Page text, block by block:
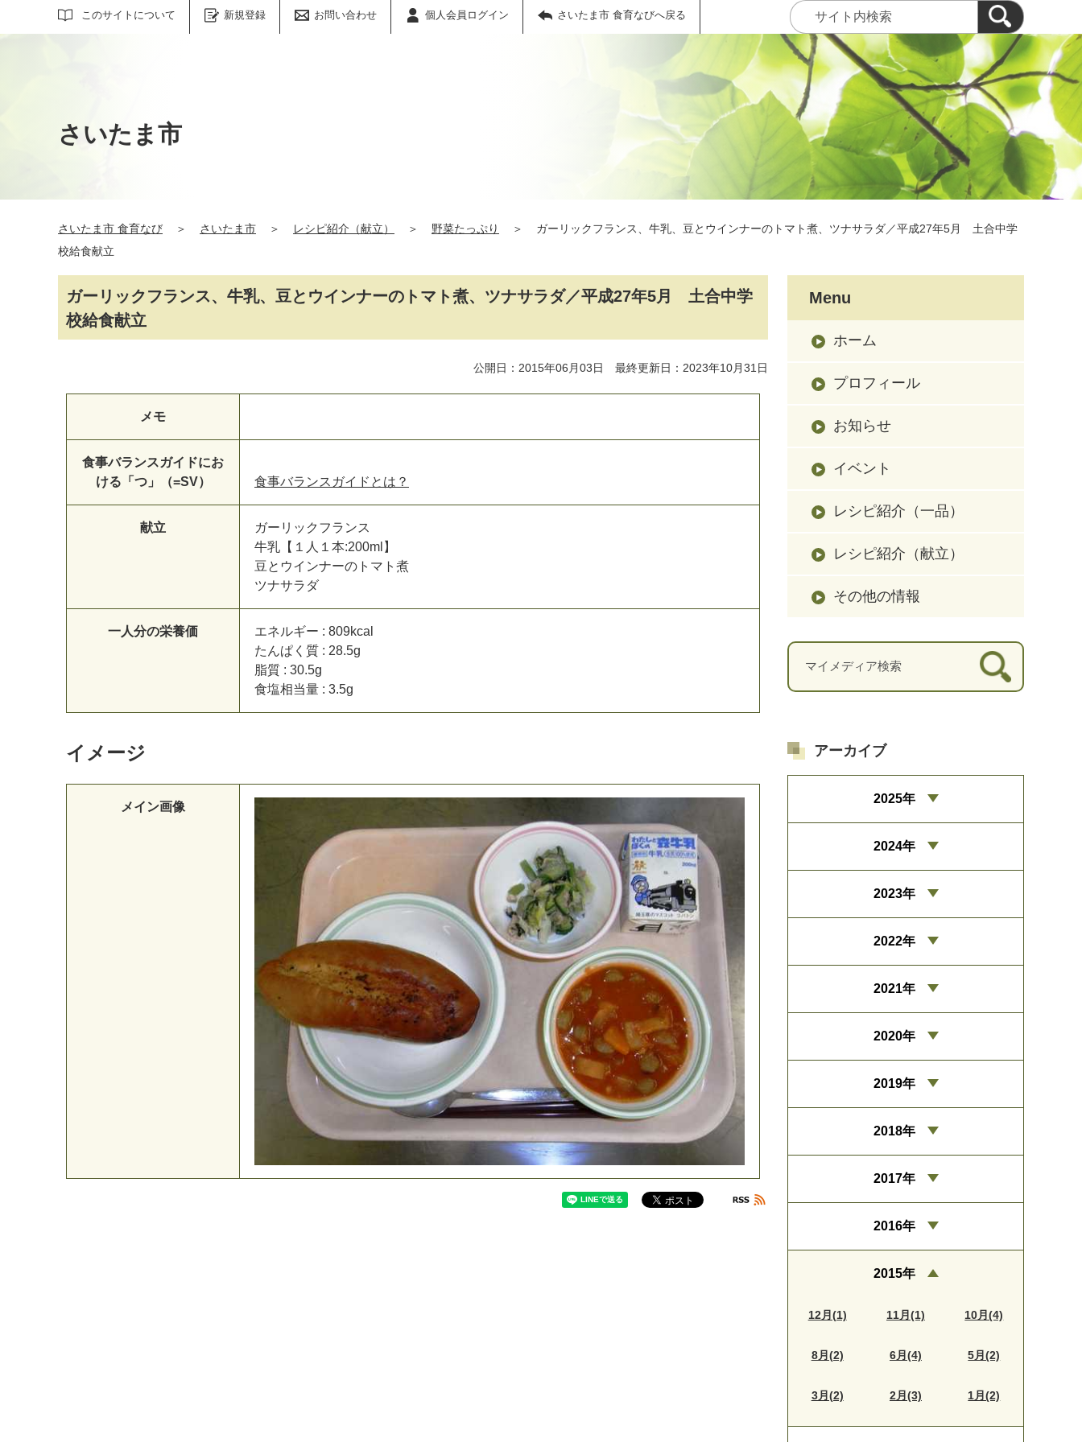
このサイトについて 新規登録 お問い合わせ 個人会員ログイン さいたま市 食育なびへ戻る
サイト内検索
さいたま市
さいたま市 食育なび ＞ さいたま市 ＞ レシピ紹介（献立） ＞ 野菜たっぷり ＞
ガーリックフランス、牛乳、豆とウインナーのトマト煮、ツナサラダ／平成27年5月 土合中学
校給食献立
ガーリックフランス、牛乳、豆とウインナーのトマト煮、ツナサラダ／平成27年5月 土合中学
校給食献立
公開日：2015年06月03日 最終更新日：2023年10月31日
メモ
食事バランスガイドにお
ける「つ」（=SV）
食事バランスガイドとは？
献立 ガー リ ッ ク フラ ンス
牛乳 【 １ 人 １ 本:200m 】
豆と ウイ ンナーの ト マ ト 煮
ツナサラ ダ
一人分の栄養価 エネルギー : 809kca
た んぱ く 質 : 28.5g
脂質 : 30.5g
食塩相当量 : 3.5g
イメージ
メイン画像
Menu
ホーム
プロフィール
お知らせ
イベント
レシピ紹介（一品）
レシピ紹介（献立）
その他の情報
アーカイブ
2025年
2024年
2023年
2022年
2021年
2020年
2019年
2018年
2017年
2016年
2015年
12月(1) 11月(1) 10月(4)
8月(2) 6月(4) 5月(2)
3月(2) 2月(3) 1月(2)